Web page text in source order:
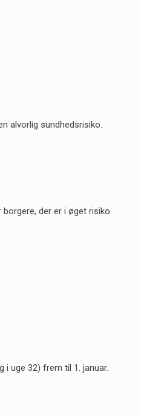
alvorlig sundhedsrisiko.
der er i øget risiko
uge 32) frem til 1. januar.